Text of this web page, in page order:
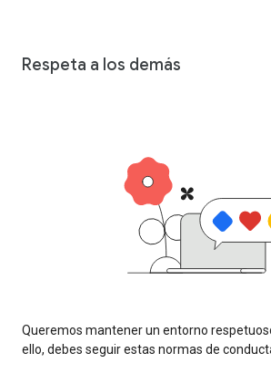
Respeta a los demás
Queremos mantener un entorno
ello, debes seguir estas normas de